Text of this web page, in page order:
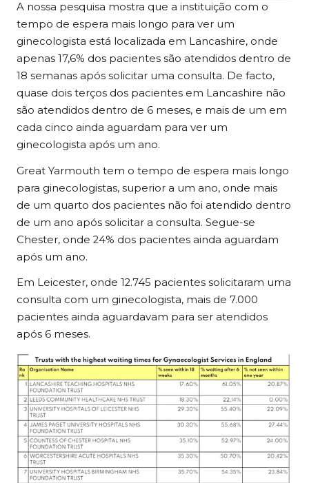
A nossa pesquisa mostra que a instituição com o
tempo de espera mais longo para ver um
ginecologista está localizada em Lancashire, onde
apenas 17,6% dos pacientes são atendidos dentro de
18 semanas após solicitar uma consulta. De facto,
quase dois terços dos pacientes em Lancashire não
são atendidos dentro de 6 meses, e mais de um em
cada cinco ainda aguardam para ver um
ginecologista após um ano.
Great Yarmouth tem o tempo de espera mais longo
para ginecologistas, superior a um ano, onde mais
de um quarto dos pacientes não foi atendido dentro
de um ano após solicitar a consulta. Segue-se
Chester, onde 24% dos pacientes ainda aguardam
após um ano.
Em Leicester, onde 12.745 pacientes solicitaram uma
consulta com um ginecologista, mais de 7.000
pacientes ainda aguardavam para ser atendidos
após 6 meses.